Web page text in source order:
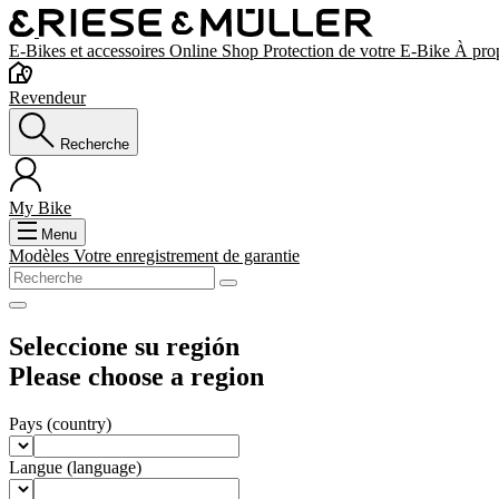
E-Bikes et accessoires Online Shop Protection de votre E-Bike À
Revendeur
Recherche
My Bike
Menu
Modèles Votre enregistrement de garantie
Seleccione su región
Please choose a region
Pays (country)
Langue (language)